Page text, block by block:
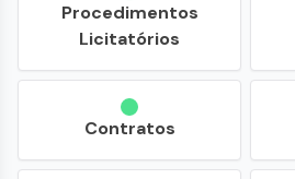
Procedimentos
Licitatórios
Contratos